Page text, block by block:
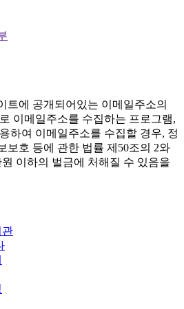
트에 공개되어있는 이메일주소의
이메일주소를 수집하는 프로그램,
하여 이메일주소를 수집할 경우, 정
보호 등에 관한 법률 제50조의 2와
이하의 벌금에 처해질 수 있음을
관